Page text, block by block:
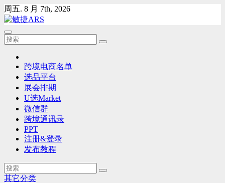
Skip
to
content
周五. 8 月 7th, 2026
跨境电商名单
选品平台
展会排期
U选Market
微信群
跨境通讯录
PPT
注册&登录
发布教程
其它分类